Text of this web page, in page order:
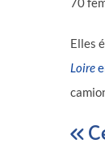
Elles
Loire
«